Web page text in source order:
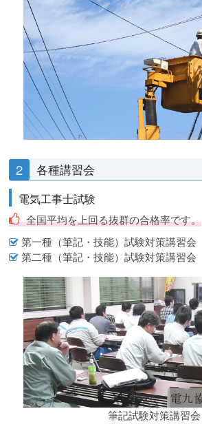
2
各種講習会
電気工事士試験
全国平均を上回る抜群の合格率です。
第一種（筆記・技能）試験対策講習会
第二種（筆記・技能）試験対策講習会
筆記試験対策講習会